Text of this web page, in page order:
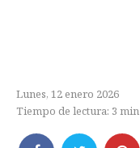
Lunes, 12 enero 2026
Tiempo de lectura: 3 min